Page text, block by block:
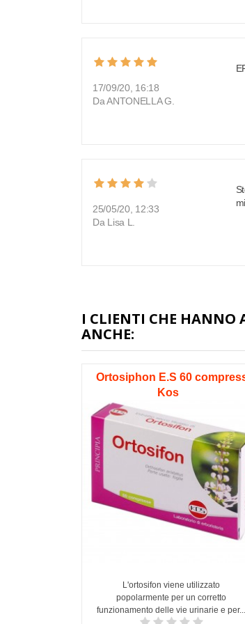
17/09/20, 16:18
Da ANTONELLA G.
25/05/20, 12:33
Da Lisa L.
I CLIENTI CHE HANNO
ANCHE:
Ortosiphon E.S 60
Kos
L'ortosifon viene utilizzato
popolarmente per un corretto
funzionamento delle vie urinarie e per...